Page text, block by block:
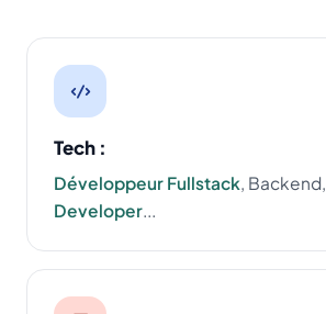
Tech :
Développeur Fullstack, Backend,
Developer...